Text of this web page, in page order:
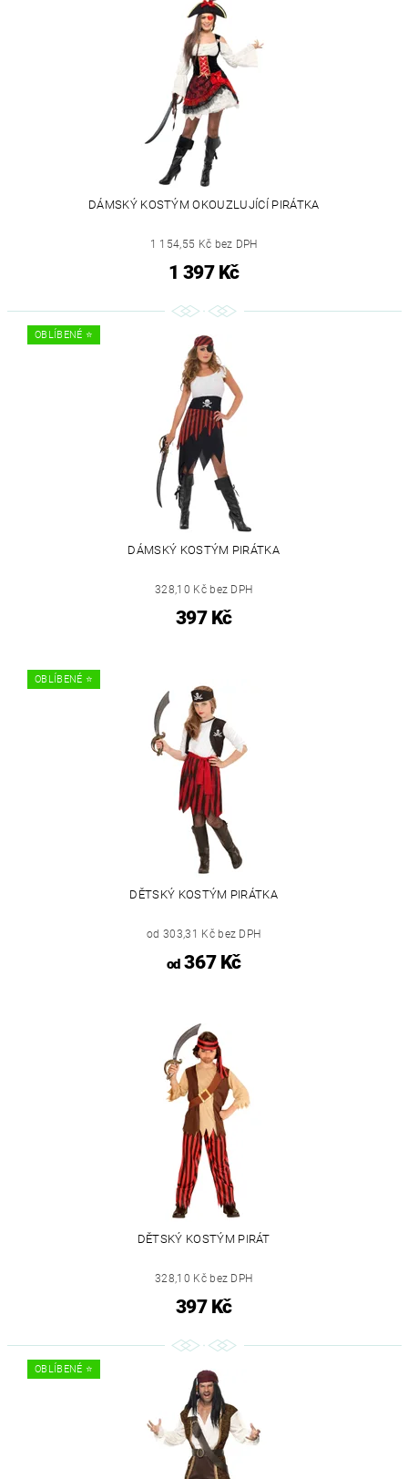
DÁMSKÝ KOSTÝM OKOUZLUJÍCÍ PIRÁTKA
1 154,55 Kč bez DPH
1 397 Kč
OBLÍBENÉ ⭐️
DÁMSKÝ KOSTÝM PIRÁTKA
328,10 Kč bez DPH
397 Kč
OBLÍBENÉ ⭐️
DĚTSKÝ KOSTÝM PIRÁTKA
od 303,31 Kč bez DPH
od367 Kč
DĚTSKÝ KOSTÝM PIRÁT
328,10 Kč bez DPH
397 Kč
OBLÍBENÉ ⭐️